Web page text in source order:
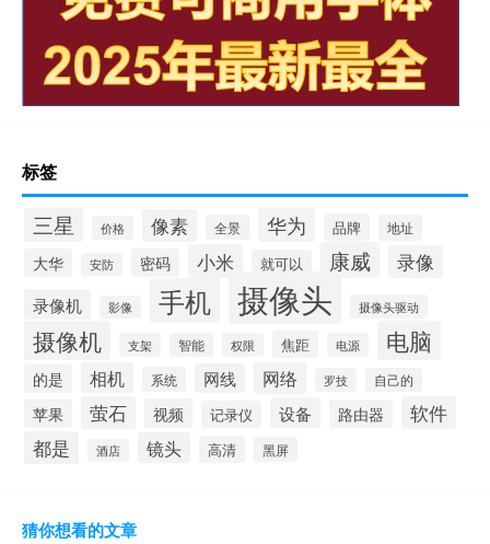
标签
三星 价格 像素 全景 华为 品牌 地址
大华 安防 密码 小米 就可以 康威 录像
录像机 影像 手机 摄像头 摄像头驱动
摄像机 支架 智能 权限 焦距 电源 电脑
的是 相机 系统 网线 网络 罗技 自己的
苹果 萤石 视频 记录仪 设备 路由器
软件
都是
酒店 镜头 高清 黑屏
猜你想看的文章